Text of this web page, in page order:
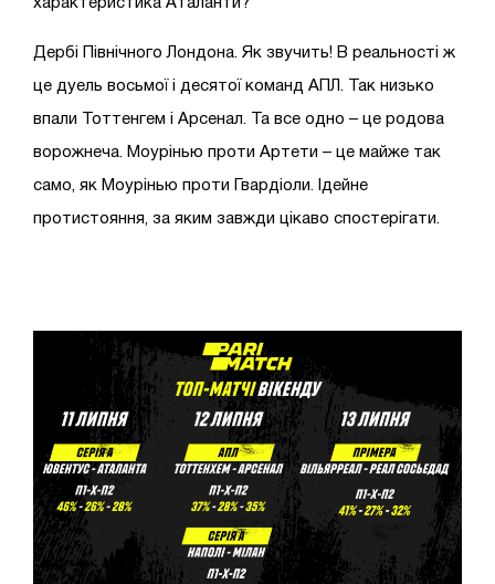
Дербі Північного Лондона. Як звучить! В реальності ж
це дуель восьмої і десятої команд АПЛ. Так низько
впали Тоттенгем і Арсенал. Та все одно – це родова
ворожнеча. Моурінью проти Артети – це майже так
само, як Моурінью проти Гвардіоли. Ідейне
протистояння, за яким завжди цікаво спостерігати.